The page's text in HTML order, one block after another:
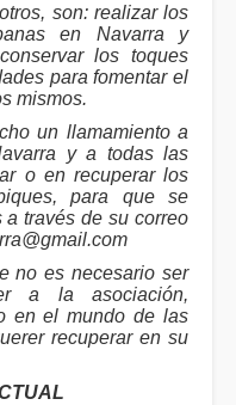
son: realizar los
en Navarra y
los toques
para fomentar el
mismos.
un llamamiento a
y a todas las
o en recuperar los
para que se
través de su correo
no es necesario ser
a la asociación,
en el mundo de las
recuperar en su